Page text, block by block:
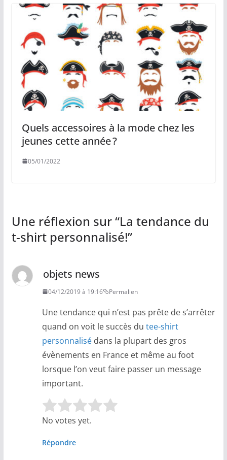
Quels accessoires à la mode chez les
jeunes cette année ?
05/01/2022
Une réflexion sur “La tendance du
t-shirt personnalisé!”
objets news
04/12/2019 à 19:16 Permalien
Une tendance qui n’est pas prête de s’arrêter
quand on voit le succès du tee-shirt
personnalisédans la plupart des gros
évènements en France et même au foot
lorsque l’on veut faire passer un message
important.
Rate this item:
No votes yet.
Répondre